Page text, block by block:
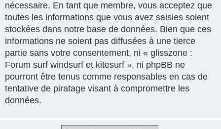
nécessaire. En tant que membre, vous acceptez que
toutes les informations que vous avez saisies soient
stockées dans notre base de données. Bien que ces
informations ne soient pas diffusées à une tierce
partie sans votre consentement, ni « glisszone :
Forum surf windsurf et kitesurf », ni phpBB ne
pourront être tenus comme responsables en cas de
tentative de piratage visant à compromettre les
données.